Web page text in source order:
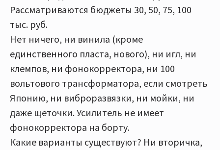
Рассматриваются бюджеты 30, 50, 75, 100
тыс. руб.
Нет ничего, ни винила (кроме
единственного пласта, нового), ни игл, ни
клемпов, ни фонокорректора, ни 100
вольтового трансформатора, если смотреть
Японию, ни виброразвязки, ни мойки, ни
даже щеточки. Усилитель не имеет
фонокорректора на борту.
Какие варианты существуют? Ни вторичка,